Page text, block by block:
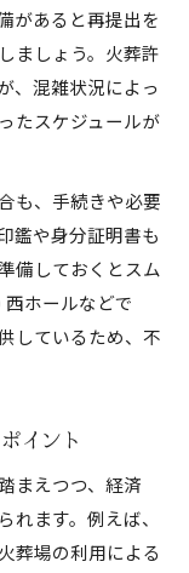
があると再提出を
ましょう。火葬許
、混雑状況によっ
たスケジュールが
も、手続きや必要
鑑や身分証明書も
備しておくとスム
ホールなどで
しているため、不
イント
まえつつ、経済
ます。例えば、
葬場の利用による